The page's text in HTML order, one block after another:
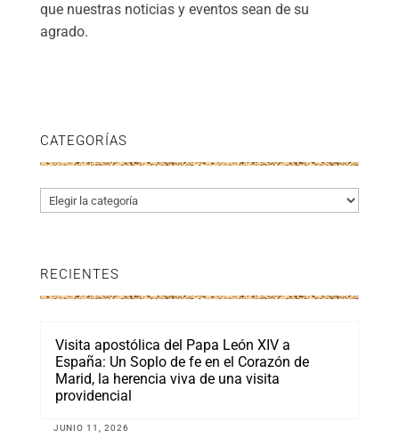
que nuestras noticias y eventos sean de su
agrado.
CATEGORÍAS
Categorías
RECIENTES
Visita apostólica del Papa León XIV a
España: Un Soplo de fe en el Corazón de
Marid, la herencia viva de una visita
providencial
JUNIO 11, 2026